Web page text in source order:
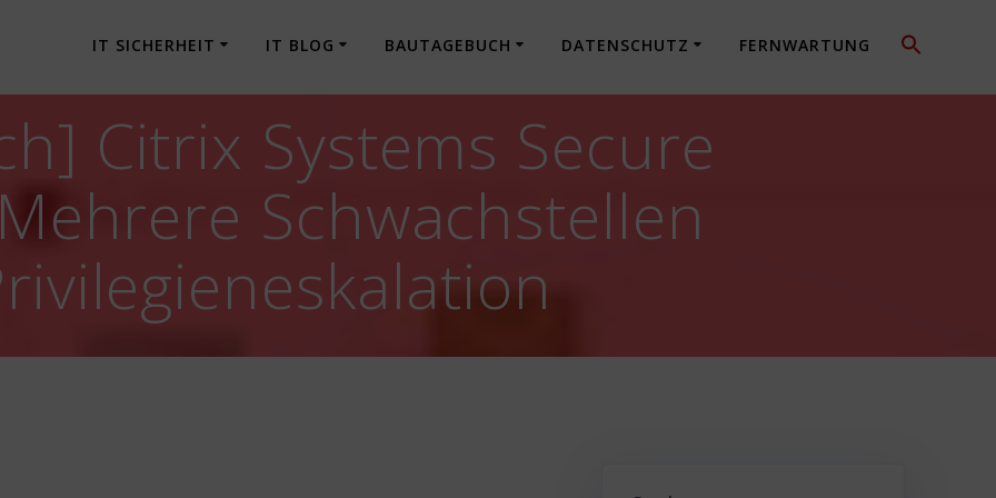
IT SICHERHEIT IT BLOG BAUTAGEBUCH DATENSCHUTZ FERNWARTUNG
Citrix Systems Secure
Schwachstellen